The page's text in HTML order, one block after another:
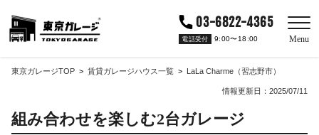
03-6822-4365
電話受付 9:00〜18:00 Menu
東京ガレージTOP 賃貸ガレージハウス一覧 LaLa Charme（習志野市）
情報更新日：2025/07/11
組み合わせを楽しむ2台ガレージ